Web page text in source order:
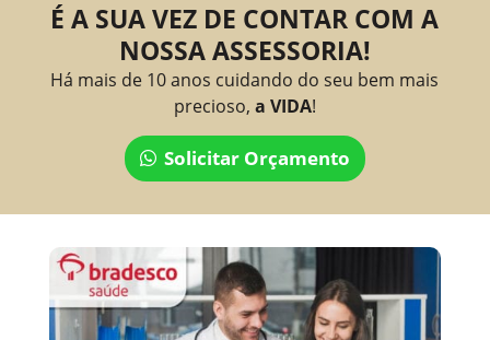
É A SUA VEZ DE CONTAR COM A
NOSSA ASSESSORIA!
Há mais de 10 anos cuidando do seu bem mais
precioso, a VIDA!
Solicitar Orçamento